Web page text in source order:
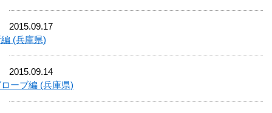
2015.09.17
(兵庫県)
2015.09.14
ーブ編 (兵庫県)